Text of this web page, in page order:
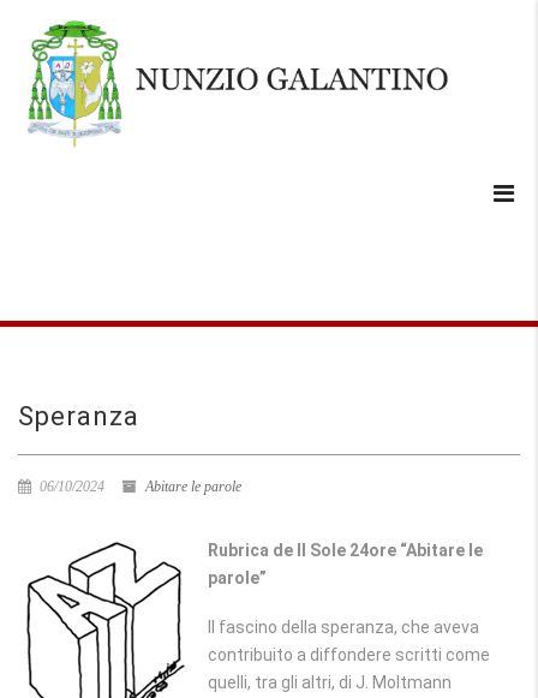
Speranza
06/10/2024 Abitare le parole
Rubrica de Il Sole 24ore “Abitare le
parole”
Il fascino della speranza, che aveva
contribuito a diffondere scritti come
quelli, tra gli altri, di J. Moltmann